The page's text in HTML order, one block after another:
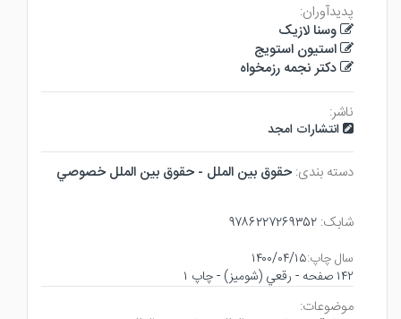
پدیدآوران:
وسنا لازیک
استیون استویج
دکتر نجمه رزمخواه
ناشر:
انتشارات امجد
دسته بندی: حقوق بين الملل - حقوق بين الملل خصوصي
شابک: ۹۷۸۶۲۲۷۲۶۹۳۵۲
سال چاپ:۱۴۰۰/۰۴/۱۵
۱۴۲ صفحه - رقعي (شوميز) - چاپ ۱
موضوعات: